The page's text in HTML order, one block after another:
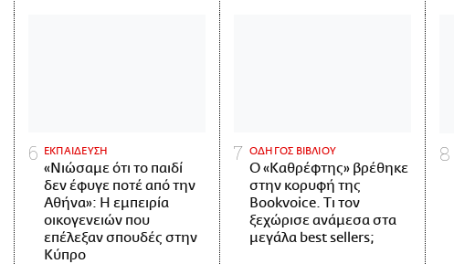
ΕΚΠΑΙΔΕΥΣΗ
«Νιώσαμε ότι το παιδί
δεν έφυγε ποτέ από την
Αθήνα»: Η εμπειρία
οικογενειών που
επέλεξαν σπουδές στην
Κύπρο
ΟΔΗΓΟΣ ΒΙΒΛΙΟΥ
Ο «Καθρέφτης» βρέθηκε
στην κορυφή της
Bookvoice. Τι τον
ξεχώρισε ανάμεσα στα
μεγάλα best sellers;